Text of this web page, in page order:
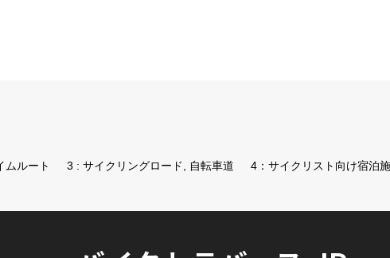
ムルート 3 : サイクリングロード, 自転車道 4：サイクリスト向け宿泊